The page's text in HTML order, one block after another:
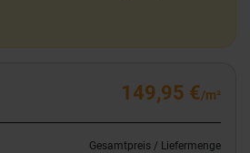
149,95 €/m²
Gesamtpreis / Liefermenge